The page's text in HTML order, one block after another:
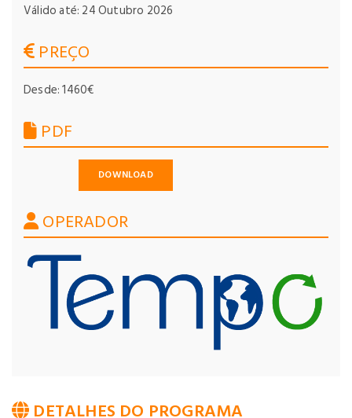
Válido até: 24 Outubro 2026
PREÇO
Desde: 1460€
PDF
DOWNLOAD
OPERADOR
DETALHES DO PROGRAMA